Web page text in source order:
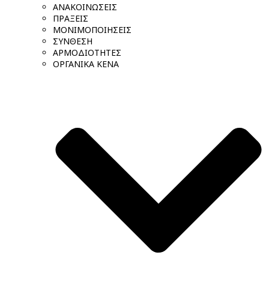
ΑΝΑΚΟΙΝΩΣΕΙΣ
ΠΡΑΞΕΙΣ
ΜΟΝΙΜΟΠΟΙΗΣΕΙΣ
ΣΥΝΘΕΣΗ
ΑΡΜΟΔΙΟΤΗΤΕΣ
ΟΡΓΑΝΙΚΑ ΚΕΝΑ